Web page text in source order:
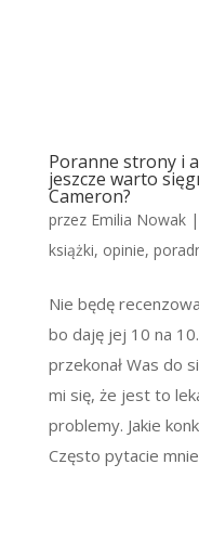
Poranne strony i
jeszcze warto
Cameron?
przez Emilia Nowak|
książki, opinie,
Nie będę
bo daję jej 10 na
przekonał Was do
mi się, że jest to
problemy. Jakie
Często pytacie